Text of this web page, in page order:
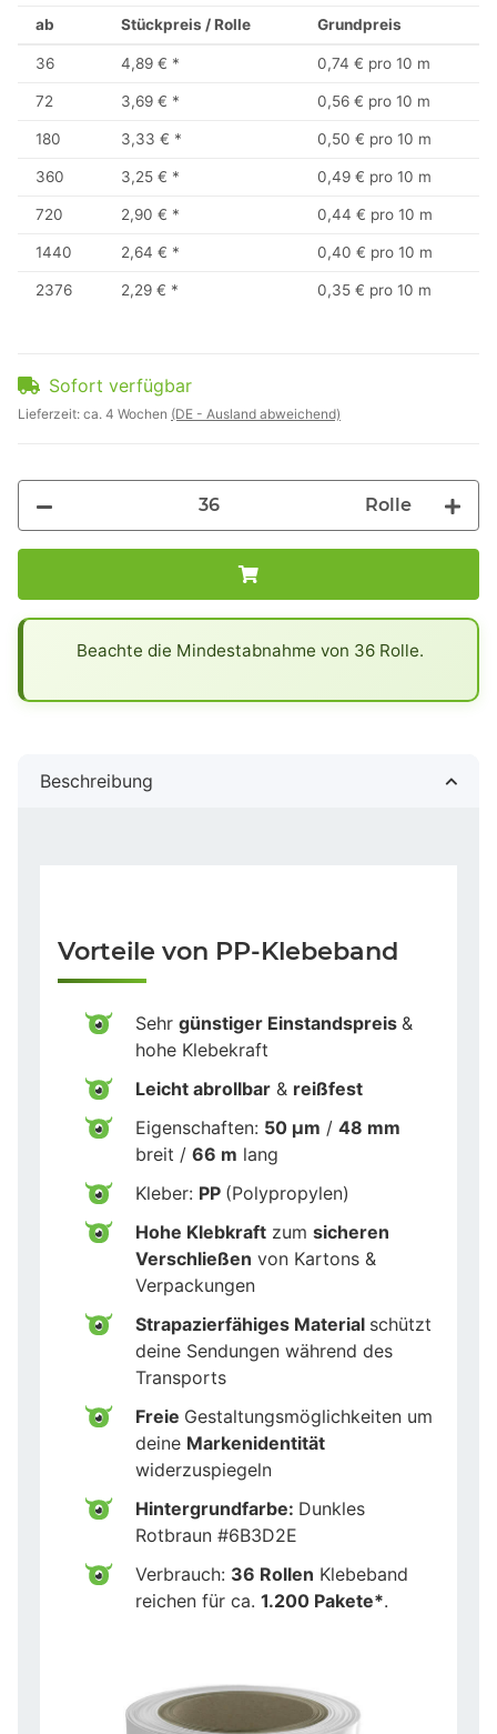
ab Stückpreis / Rolle Grundpreis
36 4,89 € * 0,74 € pro 10 m
72 3,69 € * 0,56 € pro 10 m
180 3,33 € * 0,50 € pro 10 m
360 3,25 € * 0,49 € pro 10 m
720 2,90 € * 0,44 € pro 10 m
1440 2,64 € * 0,40 € pro 10 m
2376 2,29 € * 0,35 € pro 10 m
Sofort verfügbar
Lieferzeit: ca. 4 Wochen (DE - Ausland abweichend)
Rolle
Beachte die Mindestabnahme von 36 Rolle.
Beschreibung
Vorteile von PP-Klebeband
Sehr günstiger Einstandspreis &
hohe Klebekraft
Leicht abrollbar & reißfest
Eigenschaften: 50 µm / 48 mm
breit / 66 m lang
Kleber: PP (Polypropylen)
Hohe Klebkraft zum sicheren
Verschließen von Kartons &
Verpackungen
Strapazierfähiges Material schützt
deine Sendungen während des
Transports
Freie Gestaltungsmöglichkeiten um
deine Markenidentität
widerzuspiegeln
Hintergrundfarbe: Dunkles
Rotbraun #6B3D2E
Verbrauch: 36 Rollen Klebeband
reichen für ca. 1.200 Pakete*.